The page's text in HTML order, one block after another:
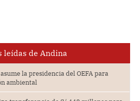
leídas de Andina
la presidencia del OEFA para
ambiental